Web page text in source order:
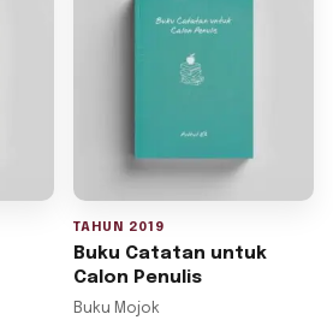
TAHUN 2019
Buku Catatan untuk
Calon Penulis
Buku Mojok